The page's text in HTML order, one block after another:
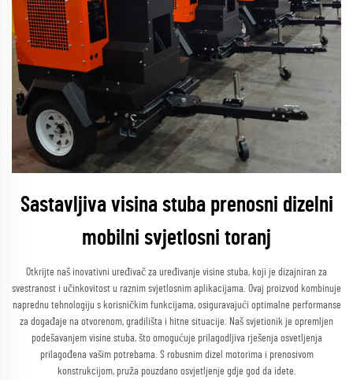
Sastavljiva visina stuba prenosni dizelni
mobilni svjetlosni toranj
Otkrijte naš inovativni uređivač za uređivanje visine stuba, koji je dizajniran za
svestranost i učinkovitost u raznim svjetlosnim aplikacijama. Ovaj proizvod kombinuje
naprednu tehnologiju s korisničkim funkcijama, osiguravajući optimalne performanse
za događaje na otvorenom, gradilišta i hitne situacije. Naš svjetionik je opremljen
podešavanjem visine stuba, što omogućuje prilagodljiva rješenja osvetljenja
prilagođena vašim potrebama. S robusnim dizel motorima i prenosivom
konstrukcijom, pruža pouzdano osvjetljenje gdje god da idete.